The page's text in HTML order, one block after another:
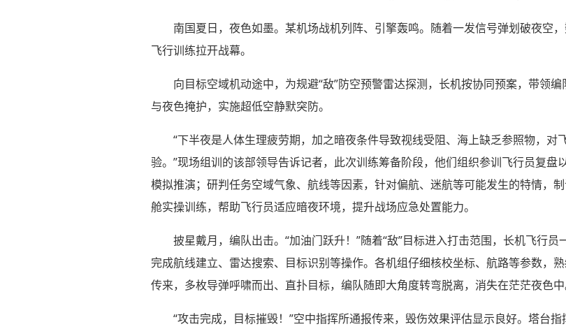
南国夏日，夜色如墨。某机场战机列阵、引擎轰鸣。随着一发信号弹划破夜空
飞行训练拉开战幕。
向目标空域机动途中，为规避“敌”防空预警雷达探测，长机按协同预案，带领
与夜色掩护，实施超低空静默突防。
“下半夜是人体生理疲劳期，加之暗夜条件导致视线受阻、海上缺乏参照物，对
验。”现场组训的该部领导告诉记者，此次训练筹备阶段，他们组织参训飞行员复盘
模拟推演；研判任务空域气象、航线等因素，针对偏航、迷航等可能发生的特情，
舱实操训练，帮助飞行员适应暗夜环境，提升战场应急处置能力。
披星戴月，编队出击。“加油门跃升！”随着“敌”目标进入打击范围，长机飞行
完成航线建立、雷达搜索、目标识别等操作。各机组仔细核校坐标、航路等参数，
传来，多枚导弹呼啸而出、直扑目标，编队随即大角度转弯脱离，消失在茫茫夜色中
“攻击完成，目标摧毁！”空中指挥所通报传来，毁伤效果评估显示良好。塔台